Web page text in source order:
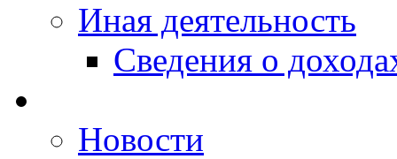
Иная деятельность
Сведения о
Новости